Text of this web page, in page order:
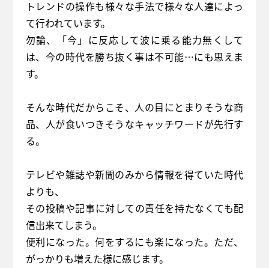
トレンドの操作も様々な手法で様々な人達によっ
て行われています。
勿論、「今」に反応して波に乗る能力無くして
は、今の時代を勝ち抜く事は不可能…にも思えま
す。
そんな時代だからこそ、人の目にとまりそうな商
品、人が食いつきそうなキャッチワードが先行す
る。
テレビや雑誌や新聞のみから情報を得ていた時代
よりも、
その投稿や記事に対しての責任を持たなくても配
信出来てしまう。
便利になった。何をするにも楽になった。ただ、
がっかりも増えた様に感じます。